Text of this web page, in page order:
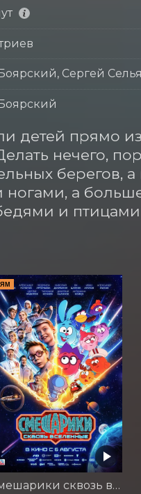
Сергей
детей прямо
нечего,
берегов, а
ногами, а
и
Смешарики сквозь вселенные